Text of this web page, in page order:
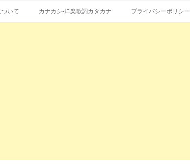
英語の意味、読み方
ン
ン
いて カナカシ-洋楽歌詞カタカナ プライバシーポリシー